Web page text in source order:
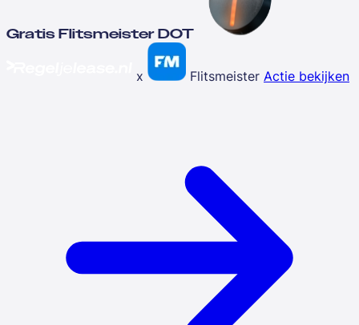
Gratis Flitsmeister DOT
x Flitsmeister Actie bekijken